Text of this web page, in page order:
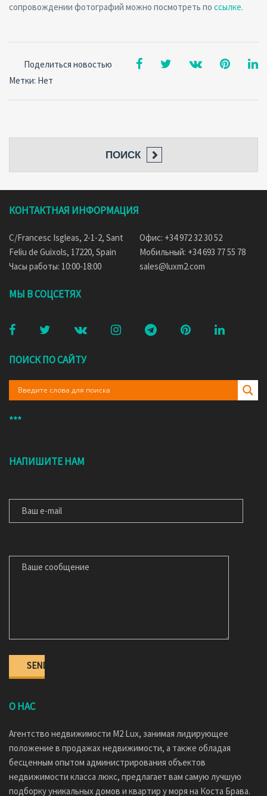
сопровождении фотографий можно посмотреть по ссылке.
Поделиться новостью
Метки: Нет
ПОИСК
КОНТАКТНАЯ ИНФОРМАЦИЯ
C/Francesc Isgleas, 2-1-2, Sant
Feliu de Guixols, 17220, Spain
Часы работы: 10:00-18:00
Офис: +34 972 32 30 52
Мобильный: +34 693 77 55 78
sales@luxm2.com
МЫ В СОЦСЕТЯХ
ПОИСК ПО САЙТУ
***
НАПИШИТЕ НАМ
О НАС
Агентство недвижимости M2 Lux, занимая лидирующее
положение в продажах недвижимости, а также обладая
бесценным опытом администрирования объектов
недвижимости класса люкс, предлагает вам самую лучшую
подборку уникальных домов и квартир у моря на Коста Брава.